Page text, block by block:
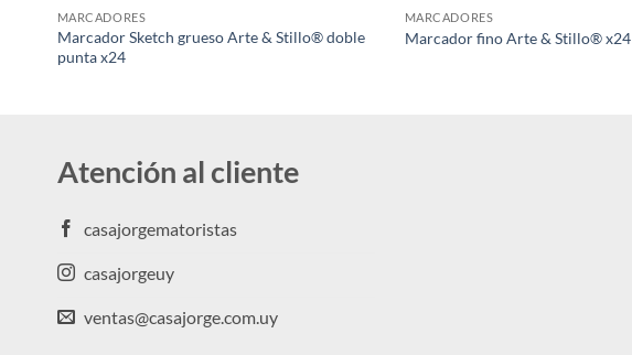
MARCADORES
Marcador Sketch grueso Arte & Stillo® doble
punta x24
MARCADORES
Marcador fino Arte & Stillo® x24
Atención al cliente
casajorgematoristas
casajorgeuy
ventas@casajorge.com.uy